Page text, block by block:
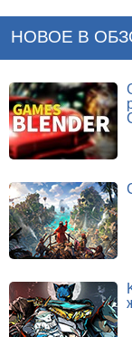
НОВОЕ В